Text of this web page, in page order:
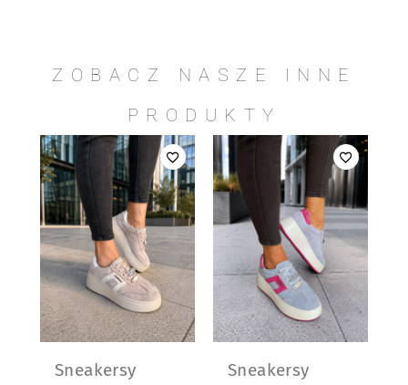
ZOBACZ NASZE INNE
PRODUKTY
Sneakersy
Sneakersy